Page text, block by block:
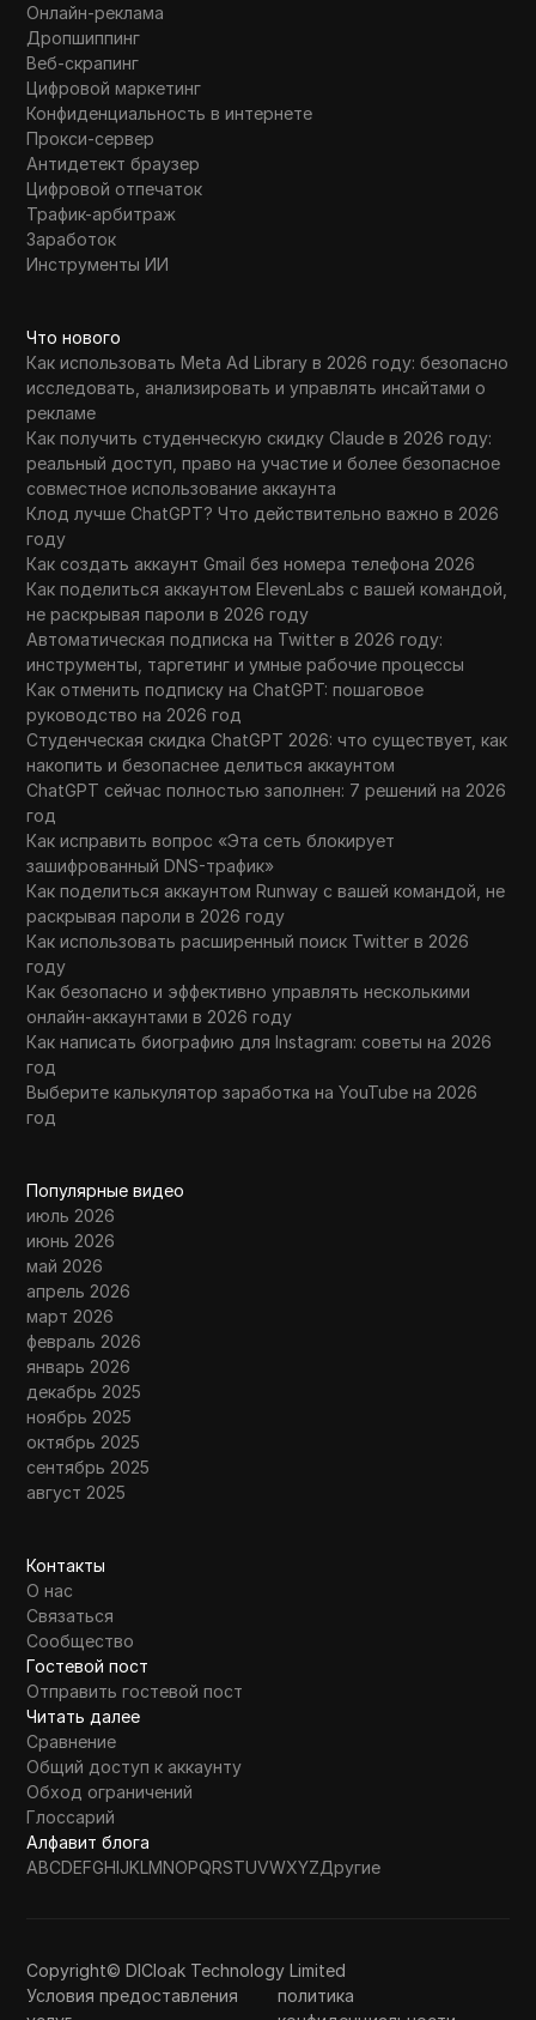
Онлайн-реклама
Дропшиппинг
Веб-скрапинг
Цифровой маркетинг
Конфиденциальность в интернете
Прокси-сервер
Антидетект браузер
Цифровой отпечаток
Трафик-арбитраж
Заработок
Инструменты ИИ
Что нового
Как использовать Meta Ad Library в 2026 году: безопасно
исследовать, анализировать и управлять инсайтами о
рекламе
Как получить студенческую скидку Claude в 2026 году:
реальный доступ, право на участие и более безопасное
совместное использование аккаунта
Клод лучше ChatGPT? Что действительно важно в 2026
году
Как создать аккаунт Gmail без номера телефона 2026
Как поделиться аккаунтом ElevenLabs с вашей командой,
не раскрывая пароли в 2026 году
Автоматическая подписка на Twitter в 2026 году:
инструменты, таргетинг и умные рабочие процессы
Как отменить подписку на ChatGPT: пошаговое
руководство на 2026 год
Студенческая скидка ChatGPT 2026: что существует, как
накопить и безопаснее делиться аккаунтом
ChatGPT сейчас полностью заполнен: 7 решений на 2026
год
Как исправить вопрос «Эта сеть блокирует
зашифрованный DNS-трафик»
Как поделиться аккаунтом Runway с вашей командой, не
раскрывая пароли в 2026 году
Как использовать расширенный поиск Twitter в 2026
году
Как безопасно и эффективно управлять несколькими
онлайн-аккаунтами в 2026 году
Как написать биографию для Instagram: советы на 2026
год
Выберите калькулятор заработка на YouTube на 2026
год
Популярные видео
июль 2026
июнь 2026
май 2026
апрель 2026
март 2026
февраль 2026
январь 2026
декабрь 2025
ноябрь 2025
октябрь 2025
сентябрь 2025
август 2025
Контакты
О нас
Связаться
Сообщество
Гостевой пост
Отправить гостевой пост
Читать далее
Сравнение
Общий доступ к аккаунту
Обход ограничений
Глоссарий
Алфавит блога
ABCDEFGHIJKLMNOPQRSTUVWXYZДругие
Copyright© DICloak Technology Limited
Условия предоставления
политика